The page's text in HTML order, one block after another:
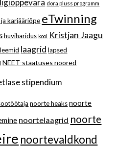
dora pluss programm
karjääriõpe eTwinning
huviharidus kool Kristjan Jaagu
laagrid lapsed
NEET-staatuses noored
stipendium
noorte heaks noorte
noortelaagrid noorte
noortevaldkond